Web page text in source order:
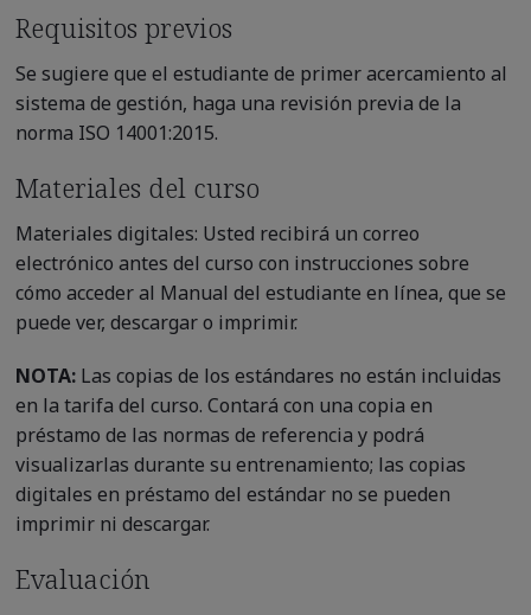
Requisitos previos
Se sugiere que el estudiante de primer acercamiento al
sistema de gestión, haga una revisión previa de la
norma ISO 14001:2015.
Materiales del curso
Materiales digitales: Usted recibirá un correo
electrónico antes del curso con instrucciones sobre
cómo acceder al Manual del estudiante en línea, que se
puede ver, descargar o imprimir.
NOTA:Las copias de los estándares no están incluidas
en la tarifa del curso. Contará con una copia en
préstamo de las normas de referencia y podrá
visualizarlas durante su entrenamiento; las copias
digitales en préstamo del estándar no se pueden
imprimir ni descargar.
Evaluación